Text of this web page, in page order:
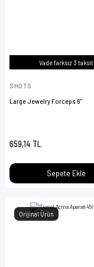
Vade farksız 3 taksit
SHOTS
Large Jewelry Forceps 6''
659,14 TL
Sepete Ekle
Orijinal Ürün